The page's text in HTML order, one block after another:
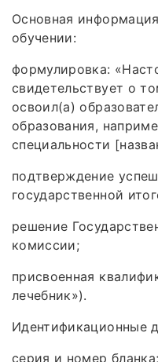
Основная
обучении:
формулировка:
свидетельствует о
освоил(а)
образования,
специальности
подтверждение
государственной
решение
комиссии;
присвоенная
лечебник»).
Идентификационные
серия и номер бланка;